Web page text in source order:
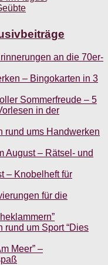
an die 70er-
– Bingokarten in 3
Sommerfreude – 5
in der
rund ums Handwerken
August – Rätsel- und
– Knobelheft für
für die
rund um Sport “Dies
Meer” –